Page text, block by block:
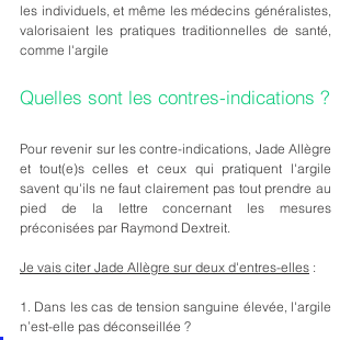
les individuels, et même les médecins généralistes,
valorisaient les pratiques traditionnelles de santé,
comme l'argile
Quelles sont les contres-indications ?
Pour revenir sur les contre-indications, Jade Allègre
et tout(e)s celles et ceux qui pratiquent l'argile
savent qu'ils ne faut clairement pas tout prendre au
pied de la lettre concernant les mesures
préconisées par Raymond Dextreit.
Je vais citer Jade Allègre sur deux d'entres-elles :
1. Dans les cas de tension sanguine élevée, l'argile
n’est-elle pas déconseillée ?